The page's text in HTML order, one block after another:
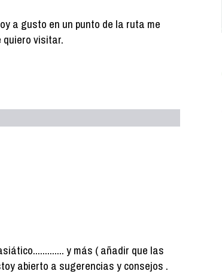
a gusto en un punto de la ruta me
quiero visitar.
y más ( añadir que las
abierto a sugerencias y consejos .